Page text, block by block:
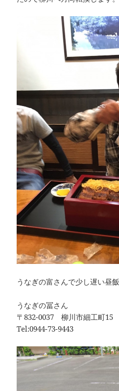
うなぎの富さんで少し遅い昼飯
うなぎの冨さん
〒832-0037 柳川市細工町15
Tel:0944-73-9443